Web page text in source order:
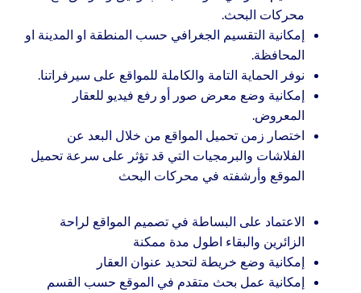
محركات البحث.
إمكانية التقسيم الجغرافي حسب المنطقة او المدينة او
المحافظة.
نوفر الحماية التامة والكاملة للمواقع على سيرفراتنا.
إمكانية وضع معرض صور أو رفع فيديو للعقار
المعروض.
اختصار زمن تحميل المواقع من خلال البعد عن
الفلاشات والبرمجيات التي قد تؤثر على سرعة تحميل
الموقع وأرشفته في محركات البحث
الاعتماد على البساطة في تصميم المواقع لراحة
الزائرين والبقاء اطول مدة ممكنة
إمكانية وضع خريطة لتحديد عنوان العقار
إمكانية عمل بحث متقدم في الموقع حسب القسم